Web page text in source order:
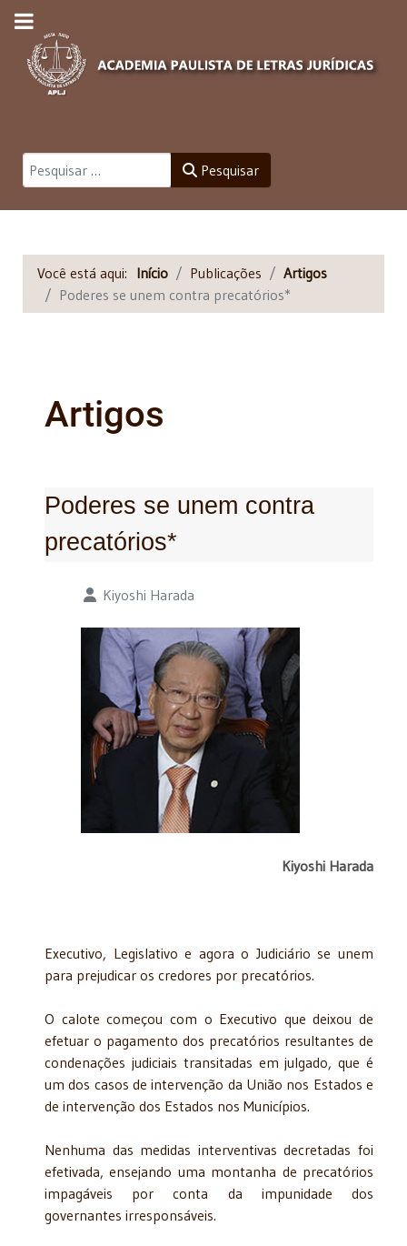
Pesquisar Pesquisar
Você está aqui: Início Publicações
Artigos
Poderes se unem contra precatórios*
Artigos
Poderes se unem contra
precatórios*
Detalhes Kiyoshi Harada
Kiyoshi Harada
Executivo, Legislativo e agora o Judiciário se unem
para prejudicar os credores por precatórios.
O calote começou com o Executivo que deixou de
efetuar o pagamento dos precatórios resultantes de
condenações judiciais transitadas em julgado, que é
um dos casos de intervenção da União nos Estados e
de intervenção dos Estados nos Municípios.
Nenhuma das medidas interventivas decretadas foi
efetivada, ensejando uma montanha de precatórios
impagáveis por conta da impunidade dos
governantes irresponsáveis.